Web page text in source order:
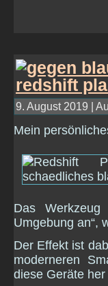
9. August 2019 |
Mein
Das
Umgebung an“,
Der Effekt ist
moderneren
diese Geräte